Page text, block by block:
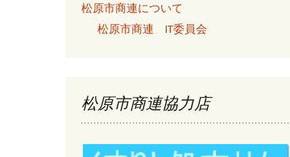
松原市商連について
松原市商連 IT委員会
松原市商連協力店